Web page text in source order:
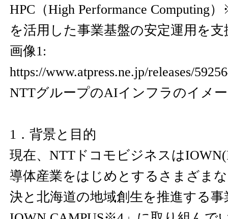
HPC（High Performance Computing
を活用した事業基盤の安定運用を
画像1:
https://www.atpress.ne.jp/releases/
NTTグループのAIインフラのイメ
1．背景と目的
現在、NTTドコモビジネスは
導体産業をはじめとするさまざま
決と北海道の地域創生を推進する